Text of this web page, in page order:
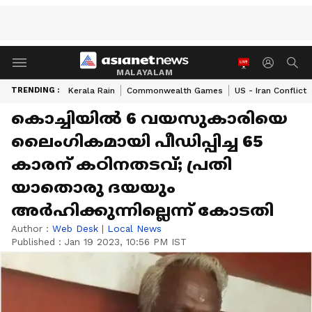
MALAYALAM
TRENDING : Kerala Rain Commonwealth Games US - Iran Conflict
കൊച്ചിയിൽ 6 വയസുകാരിയെ
ലൈംഗികമായി പീഡിപ്പിച്ച 65
കാരന് കഠിനതടവ്; പ്രതി
യാതൊരു ദയയും
അർഹിക്കുന്നില്ലെന്ന് കോടതി
Author : Web Desk | Local News
Published : Jan 19 2023, 10:56 PM IST